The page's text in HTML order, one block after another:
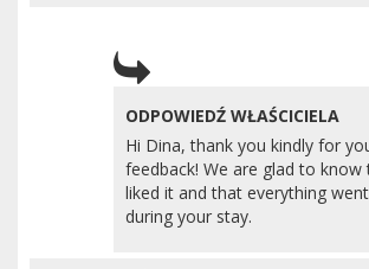
ODPOWIEDŹ WŁAŚCICIELA
Hi Dina, thank you kindly for
feedback! We are glad to know
liked it and that everything
during your stay.